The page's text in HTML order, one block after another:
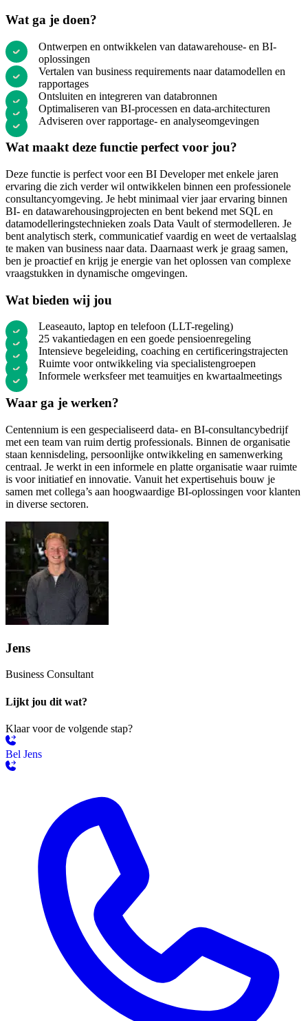
Wat ga je doen?
Ontwerpen en ontwikkelen van datawarehouse- en BI-
oplossingen
Vertalen van business requirements naar datamodellen en
rapportages
Ontsluiten en integreren van databronnen
Optimaliseren van BI-processen en data-architecturen
Adviseren over rapportage- en analyseomgevingen
Wat maakt deze functie perfect voor jou?
Deze functie is perfect voor een BI Developer met enkele jaren
ervaring die zich verder wil ontwikkelen binnen een professionele
consultancyomgeving. Je hebt minimaal vier jaar ervaring binnen
BI- en datawarehousingprojecten en bent bekend met SQL en
datamodelleringstechnieken zoals Data Vault of stermodelleren. Je
bent analytisch sterk, communicatief vaardig en weet de vertaalslag
te maken van business naar data. Daarnaast werk je graag samen,
ben je proactief en krijg je energie van het oplossen van complexe
vraagstukken in dynamische omgevingen.
Wat bieden wij jou
Leaseauto, laptop en telefoon (LLT-regeling)
25 vakantiedagen en een goede pensioenregeling
Intensieve begeleiding, coaching en certificeringstrajecten
Ruimte voor ontwikkeling via specialistengroepen
Informele werksfeer met teamuitjes en kwartaalmeetings
Waar ga je werken?
Centennium is een gespecialiseerd data- en BI-consultancybedrijf
met een team van ruim dertig professionals. Binnen de organisatie
staan kennisdeling, persoonlijke ontwikkeling en samenwerking
centraal. Je werkt in een informele en platte organisatie waar ruimte
is voor initiatief en innovatie. Vanuit het expertisehuis bouw je
samen met collega’s aan hoogwaardige BI-oplossingen voor klanten
in diverse sectoren.
Jens
Business Consultant
Lijkt jou dit wat?
Klaar voor de volgende stap?
Bel Jens